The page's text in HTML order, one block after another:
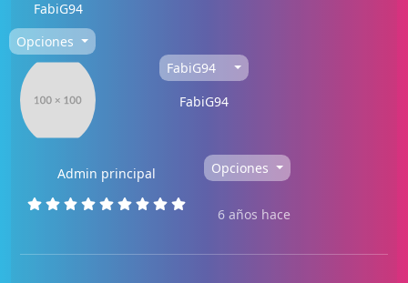
FabiG94
Opciones
FabiG94
FabiG94
Admin principal Opciones
6 años hace